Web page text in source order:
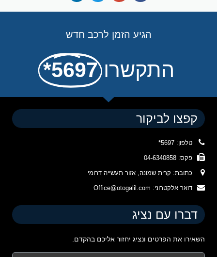
הגיע הזמן לרכב חדש
התקשרו 5697*
קפצו לביקור
טלפון: 5697*
פקס: 04-6340858
כתובת: קרית שמונה, אזור תעשייה דרומי
דואר אלקטרוני: Office@otogalil.com
דברו עם נציג
השאירו את הפרטים ונציג יחזור אליכם בהקדם.